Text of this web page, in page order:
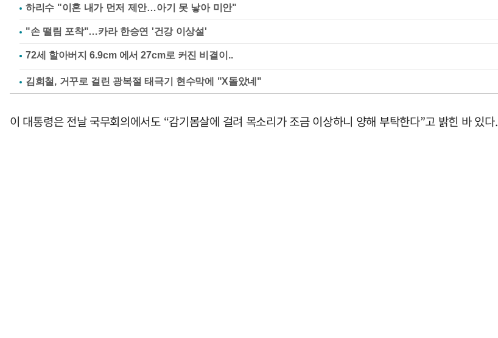
하리수 "이혼 내가 먼저 제안…아기 못 낳아 미안"
"손 떨림 포착"…카라 한승연 '건강 이상설'
김희철, 거꾸로 걸린 광복절 태극기 현수막에 "X돌았네"
이 대통령은 전날 국무회의에서도 “감기몸살에 걸려 목소리가 조금 이상하니 양해 부탁한다”고 밝힌 바 있다.